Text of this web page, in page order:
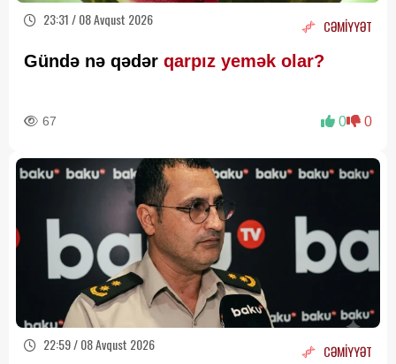
23:31 / 08 Avqust 2026 CƏMİYYƏT
Gündə nə qədər qarpız yemək olar?
67 0 0
22:59 / 08 Avqust 2026 CƏMİYYƏT